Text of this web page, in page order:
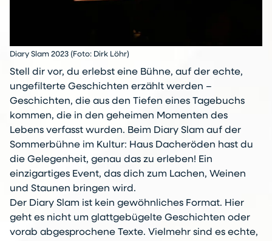
Diary Slam 2023 (Foto: Dirk Löhr)
Stell dir vor, du erlebst eine Bühne, auf der echte,
ungefilterte Geschichten erzählt werden –
Geschichten, die aus den Tiefen eines Tagebuchs
kommen, die in den geheimen Momenten des
Lebens verfasst wurden. Beim Diary Slam auf der
Sommerbühne im Kultur: Haus Dacheröden hast du
die Gelegenheit, genau das zu erleben! Ein
einzigartiges Event, das dich zum Lachen, Weinen
und Staunen bringen wird.
Der Diary Slam ist kein gewöhnliches Format. Hier
geht es nicht um glattgebügelte Geschichten oder
vorab abgesprochene Texte. Vielmehr sind es echte,